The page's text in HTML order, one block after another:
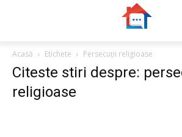
Acasă Etichete Persecuții religioase
Citeste stiri despre:
religioase